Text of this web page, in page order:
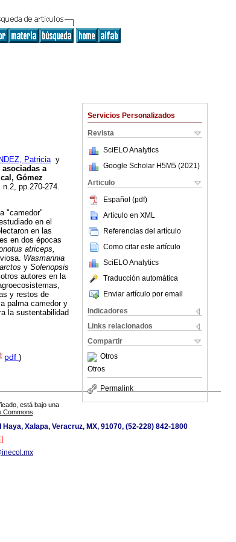
Servicios Personalizados
Revista
SciELO Analytics
Google Scholar H5M5 (2021 )
Articulo
Español (pdf)
Artículo en XML
Referencias del artículo
Como citar este artículo
SciELO Analytics
Traducción automática
Enviar artículo por email
Indicadores
Links relacionados
Compartir
Otros
Otros
Permalink
Patriciay
a
Gómez
pp.270-274.
"camedor"
en el
en las
en dos épocas
atriceps,
Wasmannia
y Solenopsis
autores en la
y restos de
palma camedor y
la sustentabilidad
pdf )
está bajo una
Commons
Xalapa, Veracruz, MX, 91070, (52-228) 842-1800